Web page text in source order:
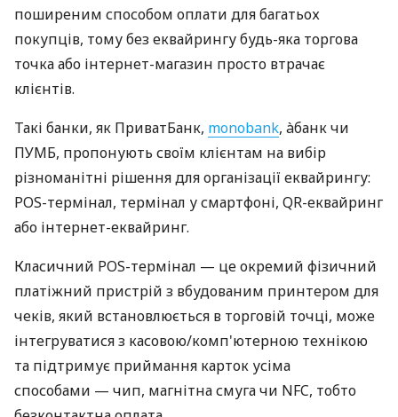
поширеним способом оплати для багатьох
покупців, тому без еквайрингу будь-яка торгова
точка або інтернет-магазин просто втрачає
клієнтів.
Такі банки, як ПриватБанк, monobank, àбанк чи
ПУМБ, пропонують своїм клієнтам на вибір
різноманітні рішення для організації еквайрингу:
POS-термінал, термінал у смартфоні, QR-еквайринг
або інтернет-еквайринг.
Класичний POS-термінал — це окремий фізичний
платіжний пристрій з вбудованим принтером для
чеків, який встановлюється в торговій точці, може
інтегруватися з касовою/комп'ютерною технікою
та підтримує приймання карток усіма
способами — чип, магнітна смуга чи NFC, тобто